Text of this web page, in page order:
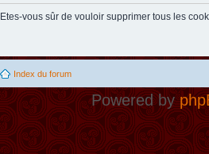
Etes-vous sûr de vouloir supprimer tous les
Index du forum
Powered by